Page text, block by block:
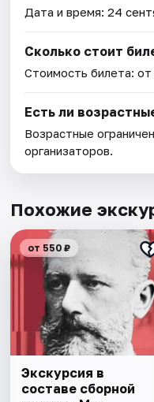
Дата и время:24
Сколько стоит
Стоимость билета: от
Есть ли
Возрастные
организаторов.
Похожие
от 550 ₽
Экскурсия в
составе сборной